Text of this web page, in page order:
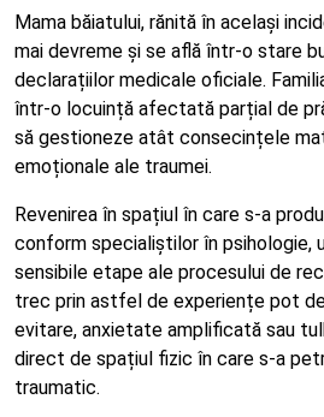
Mama băiatului, rănită în același
mai devreme și se află într-o stare
declarațiilor medicale oficiale.
într-o locuință afectată parțial de
să gestioneze atât consecințele
emoționale ale traumei.
Revenirea în spațiul în care s-a
conform specialiștilor în psihologie,
sensibile etape ale procesului de
trec prin astfel de experiențe pot
evitare, anxietate amplificată sau
direct de spațiul fizic în care s-a
traumatic.